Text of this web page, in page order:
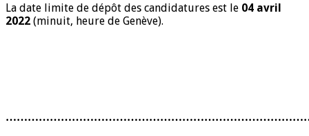
La date limite de dépôt des candidatures est le 04 avril
2022 (minuit, heure de Genève).